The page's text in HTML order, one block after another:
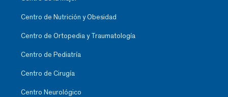
Centro de Nutrición y Obesidad
Centro de Ortopedia y Traumatología
Centro de Pediatría
Centro de Cirugía
Centro Neurológico